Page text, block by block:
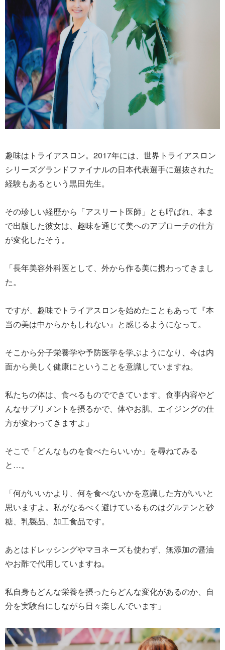
趣味はトライアスロン。2017年には、世界トライアスロン
シリーズグランドファイナルの日本代表選手に選抜された
経験もあるという黒田先生。
その珍しい経歴から「アスリート医師」とも呼ばれ、本ま
で出版した彼女は、趣味を通じて美へのアプローチの仕方
が変化したそう。
「長年美容外科医として、外から作る美に携わってきまし
た。
ですが、趣味でトライアスロンを始めたこともあって『本
当の美は中からかもしれない』と感じるようになって。
そこから分子栄養学や予防医学を学ぶようになり、今は内
面から美しく健康にということを意識していますね。
私たちの体は、食べるものでできています。食事内容やど
んなサプリメントを摂るかで、体やお肌、エイジングの仕
方が変わってきますよ」
そこで「どんなものを食べたらいいか」を尋ねてみる
と…。
「何がいいかより、何を食べないかを意識した方がいいと
思いますよ。私がなるべく避けているものはグルテンと砂
糖、乳製品、加工食品です。
あとはドレッシングやマヨネーズも使わず、無添加の醤油
やお酢で代用していますね。
私自身もどんな栄養を摂ったらどんな変化があるのか、自
分を実験台にしながら日々楽しんでいます」